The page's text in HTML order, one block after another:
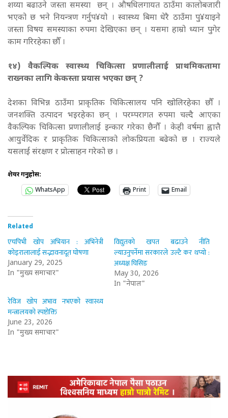
शय्या बढाउने जस्ता समस्या छन् । औषधिलगायत ठाउँमा कालोबजारी
भएको छ भने नियन्त्रण गर्नुप¥यो । स्वास्थ्य बिमा धेरै ठाउँमा पु¥याइने
जस्ता विषय समस्याका रुपमा देखिएका छन् । यसमा हाम्रो ध्यान पुगेर
काम गरिरहेका छौँ ।
१४) वैकल्पिक स्वास्थ्य चिकित्सा प्रणालीलाई प्राथमिकतामा
राख्नका लागि केकस्ता प्रयास भएका छन् ?
देशका विभिन्न ठाउँमा प्राकृतिक चिकित्सालय पनि खोलिरहेका छौँ ।
जनशक्ति उत्पादन भइरहेका छन् । परम्परागत रुपमा चल्दै आएका
वैकल्पिक चिकित्सा प्रणालीलाई इन्कार गरेका छैनौँ । केही वर्षमा ह्वात्तै
आयुर्वेदिक र प्राकृतिक चिकित्साको लोकप्रियता बढेको छ । राज्यले
यसलाई संरक्षण र प्रोत्साहन गरेको छ ।
शेयर गर्नुहोस:
WhatsApp
Print Email
Related
एचपिभी खोप अभियान : अभिनेत्री
कोइरालालाई सद्भावनादूत घोषणा
January 29, 2025
In "मुख्य समाचार"
विद्युतको खपत बढाउने नीति
ल्याउनुपर्नेमा सरकारले उल्टै कर थप्यो :
अध्यक्ष घिसिङ
May 30, 2026
In "नेपाल"
रेविज खोप अभाव नभएको स्वास्थ्य
मन्त्रालयको स्पष्टोक्ति
June 23, 2026
In "मुख्य समाचार"